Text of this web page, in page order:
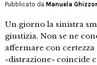
Pubblicato da Manuela
Un giorno la sinistra
giustizia. Non se ne
affermare con certezza
«distrazione» coincide